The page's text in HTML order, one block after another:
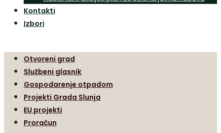
Kontakti
Izbori
Otvoreni grad
Službeni glasnik
Gospodarenje otpadom
Projekti Grada Slunja
EU projekti
Proračun